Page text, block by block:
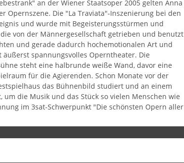
an der Wiener Staatsoper 2005 gelten Anna
Opernszene. Die "La Traviata"-Inszenierung bei den
und wurde mit Begeisterungsstürmen und
von der Männergesellschaft getrieben und benutzt
und gerade dadurch hochemotionalen Art und
äußerst spannungsvolles Operntheater. Die
steht eine halbrunde weiße Wand, davor eine
für die Agierenden. Schon Monate vor der
das Bühnenbild studiert und an einem
die Musik und das Stück so vielen Menschen wie
im 3sat-Schwerpunkt "Die schönsten Opern aller